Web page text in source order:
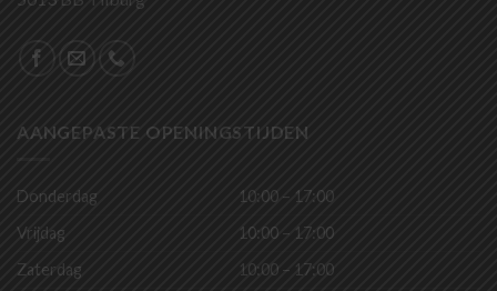
AANGEPASTE OPENINGSTIJDEN
Donderdag
10:00 – 17:00
Vrijdag
10:00 – 17:00
Zaterdag
10:00 – 17:00